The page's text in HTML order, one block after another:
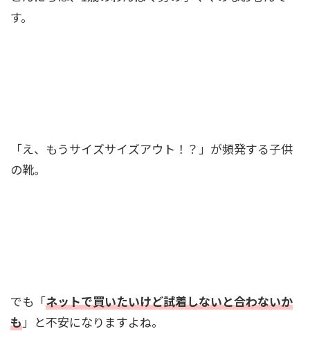
す。
「え、もうサイズサイズアウト！？」が頻発する子供
の靴。
でも「ネットで買いたいけど試着しないと合わないか
も」と不安になりますよね。